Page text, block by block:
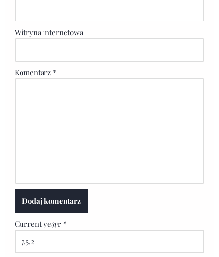
Witryna internetowa
Komentarz *
Current ye@r *